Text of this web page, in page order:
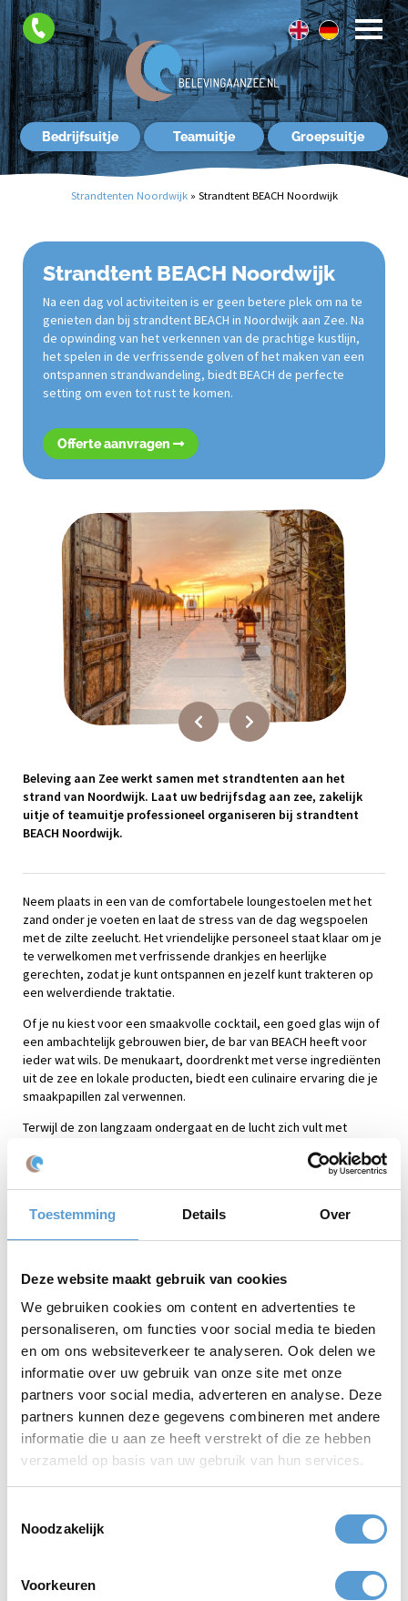
Toestemming Details Over
Deze website maakt gebruik van cookies
We gebruiken cookies om content en advertenties te
personaliseren, om functies voor social media te bieden
en om ons websiteverkeer te analyseren. Ook delen we
informatie over uw gebruik van onze site met onze
partners voor social media, adverteren en analyse. Deze
partners kunnen deze gegevens combineren met andere
informatie die u aan ze heeft verstrekt of die ze hebben
verzameld op basis van uw gebruik van hun services.
Noodzakelijk
Voorkeuren
Bedrijfsuitje Teamuitje Groepsuitje
Contact
Strandtenten Noordwijk » Strandtent BEACH Noordwijk
Strandtent BEACH Noordwijk
Na een dag vol activiteiten is er geen betere plek om na te
genieten dan bij strandtent BEACH in Noordwijk aan Zee. Na
de opwinding van het verkennen van de prachtige kustlijn,
het spelen in de verfrissende golven of het maken van een
ontspannen strandwandeling, biedt BEACH de perfecte
setting om even tot rust te komen.
Offerte aanvragen
Beleving aan Zee werkt samen met strandtenten aan het
strand van Noordwijk. Laat uw bedrijfsdag aan zee, zakelijk
uitje of teamuitje professioneel organiseren bij strandtent
BEACH Noordwijk.
Neem plaats in een van de comfortabele loungestoelen met het
zand onder je voeten en laat de stress van de dag wegspoelen
met de zilte zeelucht. Het vriendelijke personeel staat klaar om je
te verwelkomen met verfrissende drankjes en heerlijke
gerechten, zodat je kunt ontspannen en jezelf kunt trakteren op
een welverdiende traktatie.
Of je nu kiest voor een smaakvolle cocktail, een goed glas wijn of
een ambachtelijk gebrouwen bier, de bar van BEACH heeft voor
ieder wat wils. De menukaart, doordrenkt met verse ingrediënten
uit de zee en lokale producten, biedt een culinaire ervaring die je
smaakpapillen zal verwennen.
Terwijl de zon langzaam ondergaat en de lucht zich vult met
magisch. De strandtent komt tot leven met sfeervolle verlichting
Dus, na een dag vol avontuur, sluit je je
nagenietmoment bij strandtent BEACH
Noordwijk
Laat de ontspannen ambiance, het heerlijke eten en de
betoverende zonsondergang de finishing touch geven aan een
perfecte dag aan de Nederlandse kust.
Locatie:Strandtent BEACH Noordwijk - Kon. Wilhelmina Boulevard
afrit 19, 2202 NW Noordwijk
Top